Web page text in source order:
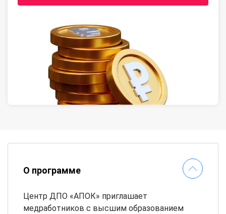
О программе
Центр ДПО «АПОК» приглашает
медработников с высшим образованием